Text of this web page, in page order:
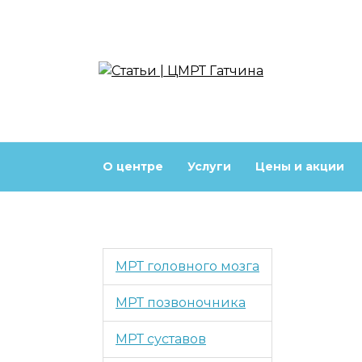
О центре Услуги Цены и акции
МРТ головного мозга
МРТ позвоночника
МРТ суставов